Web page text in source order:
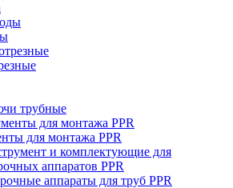
трубные
для монтажа PPR
и комплектующие для
аппаратов PPR
аппараты для труб PPR